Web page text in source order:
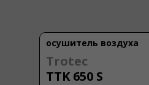
осушитель воздуха
Trotec
TTK 650 S